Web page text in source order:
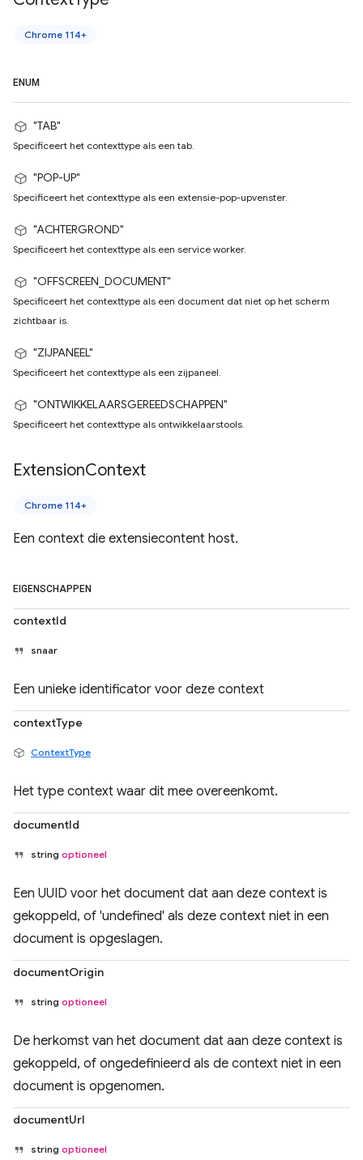
Chrome 114+
ENUM
"TAB"
Specificeert het contexttype als een tab.
"POP-UP"
Specificeert het contexttype als een extensie-pop-upvenster.
"ACHTERGROND"
Specificeert het contexttype als een service worker.
"OFFSCREEN_DOCUMENT"
Specificeert het contexttype als een document dat niet op het scherm
zichtbaar is.
"ZIJPANEEL"
Specificeert het contexttype als een zijpaneel.
"ONTWIKKELAARSGEREEDSCHAPPEN"
Specificeert het contexttype als ontwikkelaarstools.
ExtensionContext
Chrome 114+
Een context die extensiecontent host.
EIGENSCHAPPEN
contextId
snaar
Een unieke identificator voor deze context
contextType
ContextType
Het type context waar dit mee overeenkomt.
documentId
string optioneel
Een UUID voor het document dat aan deze context is
gekoppeld, of 'undefined' als deze context niet in een
document is opgeslagen.
documentOrigin
string optioneel
De herkomst van het document dat aan deze context is
gekoppeld, of ongedefinieerd als de context niet in een
document is opgenomen.
documentUrl
string optioneel